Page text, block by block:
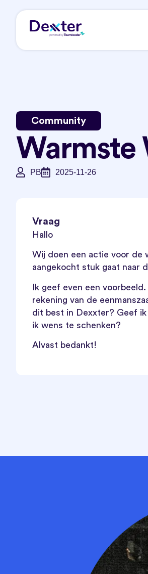
Community
Warmste
PB 2025-11-26
Vraag
Hallo
Wij doen een actie voor de
aangekocht stuk gaat naar
Ik geef even een
rekening van de
dit best in Dexxter? Geef
ik wens te schenken?
Alvast bedankt!